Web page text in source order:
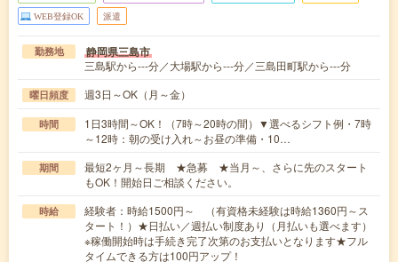
WEB登録OK 派遣
勤務地 静岡県三島市
三島駅から---分／大場駅から---分／三島田町駅から---分
曜日頻度 週3日～OK（月～金）
時間
1日3時間～OK！（7時～20時の間）▼選べるシフト例・7時
～12時：朝の受け入れ～お昼の準備・10…
期間
最短2ヶ月～長期 ★急募 ★当月～、さらに先のスタート
もOK！開始日ご相談ください。
時給
経験者：時給1500円～ （有資格未経験は時給1360円～ス
タート！）★日払い／週払い制度あり（月払いも選べます）
※稼働開始時は手続き完了次第のお支払いとなります★フル
タイムできる方は100円アップ！